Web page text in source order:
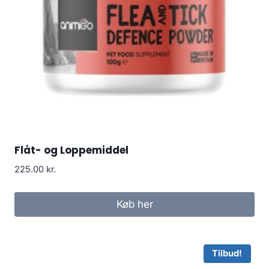
Flåt- og Loppemiddel
225.00 kr.
Køb her
Tilbud!